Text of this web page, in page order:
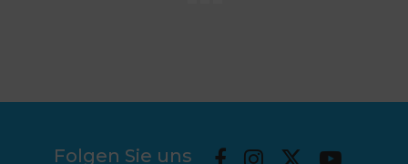
Folgen Sie uns